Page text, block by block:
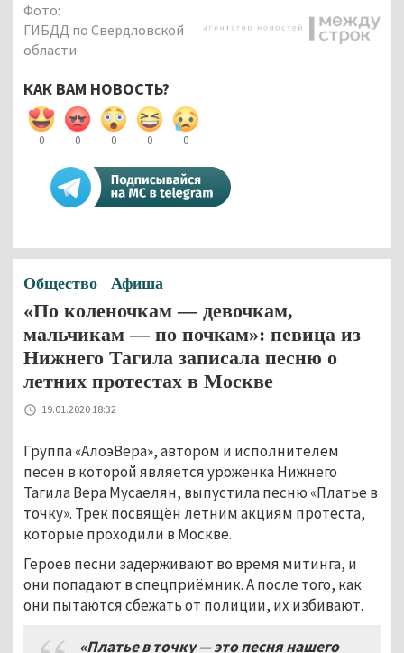
Фото:
ГИБДД по Свердловской
области
КАК ВАМ НОВОСТЬ?
0 0 0 0 0
Общество Афиша
«По коленочкам — девочкам,
мальчикам — по почкам»: певица из
Нижнего Тагила записала песню о
летних протестах в Москве
19.01.2020 18:32
Группа «АлоэВера», автором и исполнителем
песен в которой является уроженка Нижнего
Тагила Вера Мусаелян, выпустила песню «Платье в
точку». Трек посвящён летним акциям протеста,
которые проходили в Москве.
Героев песни задерживают во время митинга, и
они попадают в спецприёмник. А после того, как
они пытаются сбежать от полиции, их избивают.
«Платье в точку — это песня нашего